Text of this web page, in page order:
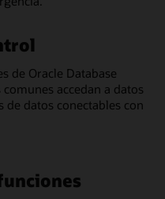
de Oracle Database
accedan a datos
de datos conectables con